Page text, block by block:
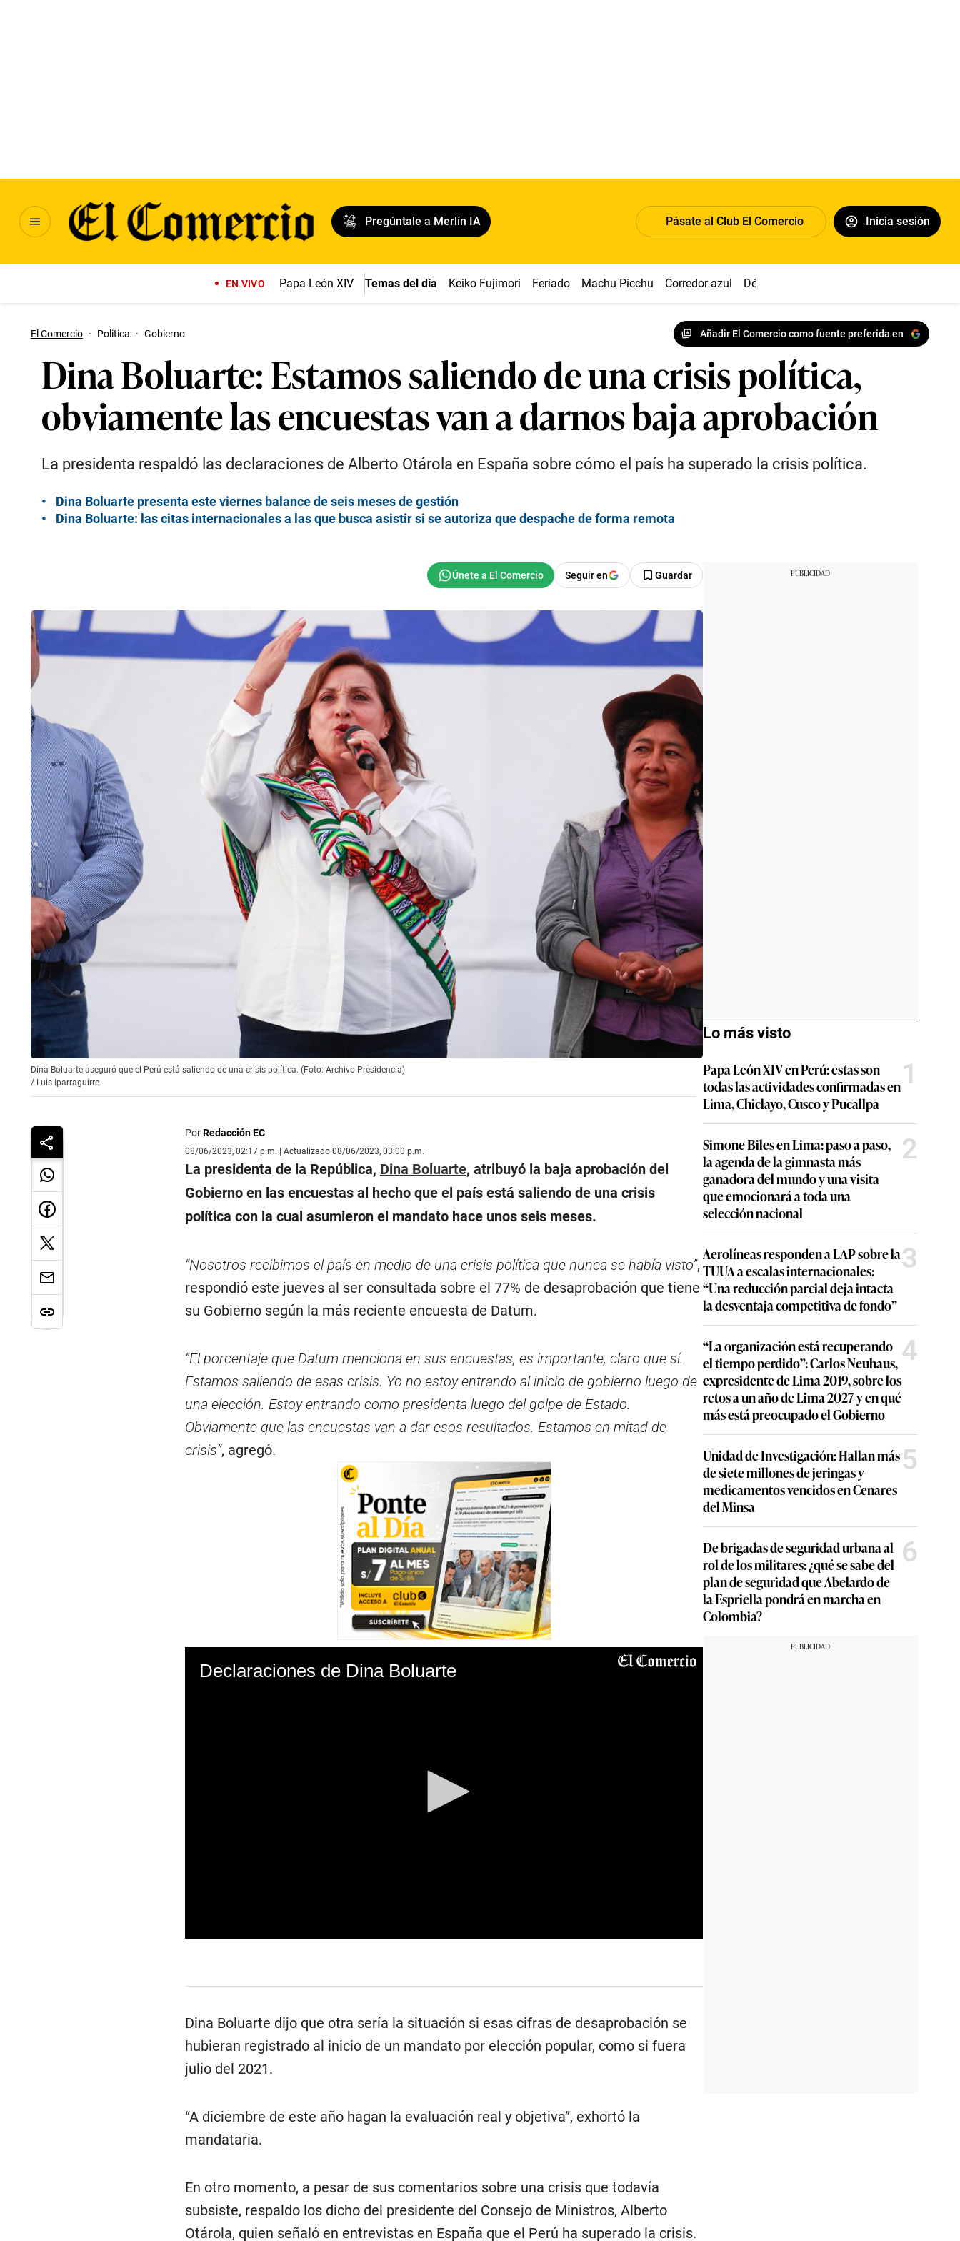
Pregúntale a Merlín IA Pásate al Club El Comercio Inicia sesión
EN VIVO Papa León XIV Temas del día Keiko Fujimori Feriado Machu Picchu Corredor azul Dólar
El Comercio · Politica · Gobierno Añadir El Comercio como fuente preferida en
Dina Boluarte: Estamos saliendo de una crisis política,
obviamente las encuestas van a darnos baja aprobación
La presidenta respaldó las declaraciones de Alberto Otárola en España sobre cómo el país ha superado la crisis política.
Dina Boluarte presenta este viernes balance de seis meses de gestión
Dina Boluarte: las citas internacionales a las que busca asistir si se autoriza que despache de forma remota
Seguir en Guardar
Dina Boluarte aseguró que el Perú está saliendo de una crisis política. (Foto: Archivo Presidencia)
/ Luis Iparraguirre
PorRedacción EC
08/06/2023, 02:17 p.m. | Actualizado 08/06/2023, 03:00 p.m.
La presidenta de la República, Dina Boluarte, atribuyó la baja aprobación del
Gobierno en las encuestas al hecho que el país está saliendo de una crisis
política con la cual asumieron el mandato hace unos seis meses.
“Nosotros recibimos el país en medio de una crisis política que nunca se había visto”,
respondió este jueves al ser consultada sobre el 77% de desaprobación que tiene
su Gobierno según la más reciente encuesta de Datum.
“El porcentaje que Datum menciona en sus encuestas, es importante, claro que sí.
Estamos saliendo de esas crisis. Yo no estoy entrando al inicio de gobierno luego de
una elección. Estoy entrando como presidenta luego del golpe de Estado.
Obviamente que las encuestas van a dar esos resultados. Estamos en mitad de
crisis”, agregó.
Declaraciones de Dina Boluarte
o
s
m
i
t
s
s
e
c
o
n
Dina Boluarte dijo que otra sería la situación si esas cifras de desaprobación se
hubieran registrado al inicio de un mandato por elección popular, como si fuera
julio del 2021.
“A diciembre de este año hagan la evaluación real y objetiva”, exhortó la
mandataria.
En otro momento, a pesar de sus comentarios sobre una crisis que todavía
subsiste, respaldo los dicho del presidente del Consejo de Ministros, Alberto
Otárola, quien señaló en entrevistas en España que el Perú ha superado la crisis.
Lo más visto
Papa León XIV en Perú: estas son
todas las actividades confirmadas en
Lima, Chiclayo, Cusco y Pucallpa
1
Simone Biles en Lima: paso a paso,
la agenda de la gimnasta más
ganadora del mundo y una visita
que emocionará a toda una
selección nacional
2
Aerolíneas responden a LAP sobre la
TUUA a escalas internacionales:
“Una reducción parcial deja intacta
la desventaja competitiva de fondo”
3
“La organización está recuperando
el tiempo perdido”: Carlos Neuhaus,
expresidente de Lima 2019, sobre los
retos a un año de Lima 2027 y en qué
más está preocupado el Gobierno
4
Unidad de Investigación: Hallan más
de siete millones de jeringas y
medicamentos vencidos en Cenares
del Minsa
5
De brigadas de seguridad urbana al
rol de los militares: ¿qué se sabe del
plan de seguridad que Abelardo de
la Espriella pondrá en marcha en
Colombia?
6